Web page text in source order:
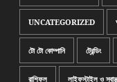
UNCATEGORIZED
টো টো কোম্পানি ট্রেন্ডিং
রাশিফল লাইফস্টাইল ও